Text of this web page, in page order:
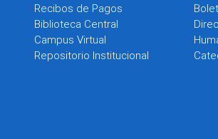
Recibos de Pagos
Biblioteca Central
Campus Virtual
Repositorio Institucional